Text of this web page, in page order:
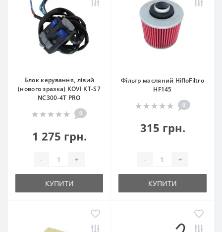
Блок керування, лівий
(нового зразка) KOVI KT-S7
NC300-4Т PRO
0
1 275 грн.
- +
КУПИТИ
Фільтр масляний HifloFiltro
HF145
0
315 грн.
- +
КУПИТИ